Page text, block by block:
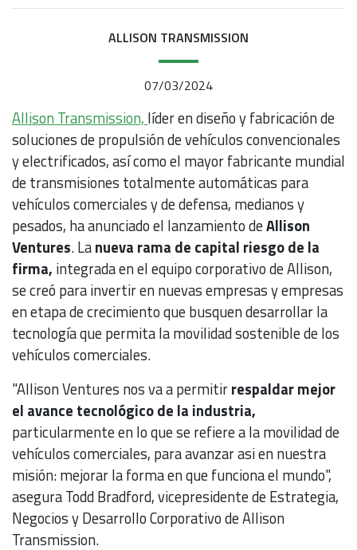
ALLISON TRANSMISSION
07/03/2024
Allison Transmission, líder en diseño y fabricación de
soluciones de propulsión de vehículos convencionales
y electrificados, así como el mayor fabricante mundial
de transmisiones totalmente automáticas para
vehículos comerciales y de defensa, medianos y
pesados, ha anunciado el lanzamiento deAllison
Ventures. Lanueva rama de capital riesgo de la
firma, integrada en el equipo corporativo de Allison,
se creó para invertir en nuevas empresas y empresas
en etapa de crecimiento que busquen desarrollar la
tecnología que permita la movilidad sostenible de los
vehículos comerciales.
"Allison Ventures nos va a permitirrespaldar mejor
el avance tecnológico de la industria,
particularmente en lo que se refiere a la movilidad de
vehículos comerciales, para avanzar asi en nuestra
misión: mejorar la forma en que funciona el mundo",
asegura Todd Bradford, vicepresidente de Estrategia,
Negocios y Desarrollo Corporativo de Allison
Transmission.